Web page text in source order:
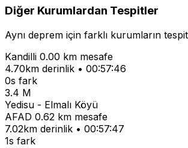
Diğer Kurumlardan Tespitler
Aynı deprem için farklı kurumların
Kandilli 0.00 km mesafe
4.70km derinlik • 00:57:46
0s fark
3.4 M
Yedisu - Elmalı Köyü
AFAD 0.62 km mesafe
7.02km derinlik • 00:57:47
1s fark